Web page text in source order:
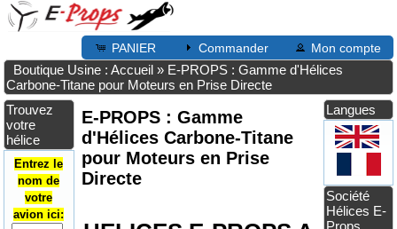
PANIER Commander Mon compte
Boutique Usine : Accueil » E-PROPS : Gamme d'Hélices
Carbone-Titane pour Moteurs en Prise Directe
Trouvez
votre
hélice
Entrez le
nom de
votre
avion ici:
E-PROPS : Gamme
d'Hélices Carbone-Titane
pour Moteurs en Prise
Directe
Langues
Société
Hélices E-